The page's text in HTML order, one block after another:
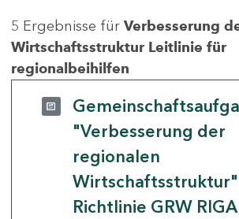
5 Ergebnisse für Verbesserung
Wirtschaftsstruktur Leitlinie für
regionalbeihilfen
"Verbesserung der
regionalen
Richtlinie GRW RIGA